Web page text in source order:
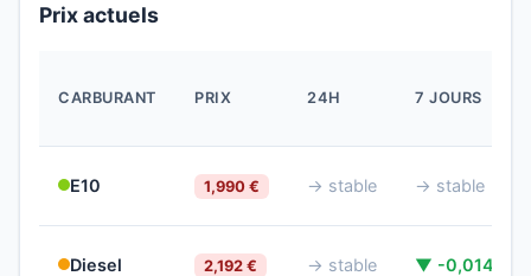
Prix actuels
CARBURANT PRIX 24H 7 JOURS
E10 1,990 € → stable → stable
Diesel 2,192 € → stable ▼ -0,014 €